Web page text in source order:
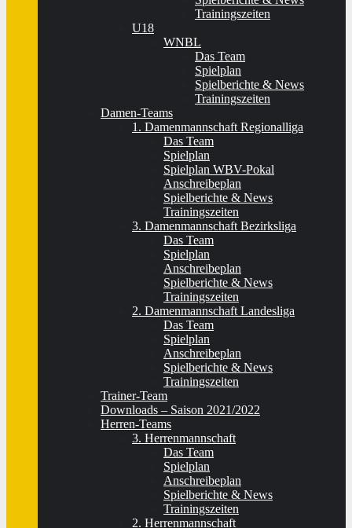
Trainingszeiten
U18
WNBL
Das Team
Spielplan
Spielberichte & News
Trainingszeiten
Damen-Teams
1. Damenmannschaft Regionalliga
Das Team
Spielplan
Spielplan WBV-Pokal
Anschreibeplan
Spielberichte & News
Trainingszeiten
3. Damenmannschaft Bezirksliga
Das Team
Spielplan
Anschreibeplan
Spielberichte & News
Trainingszeiten
2. Damenmannschaft Landesliga
Das Team
Spielplan
Anschreibeplan
Spielberichte & News
Trainingszeiten
Trainer-Team
Downloads – Saison 2021/2022
Herren-Teams
3. Herrenmannschaft
Das Team
Spielplan
Anschreibeplan
Spielberichte & News
Trainingszeiten
2. Herrenmannschaft